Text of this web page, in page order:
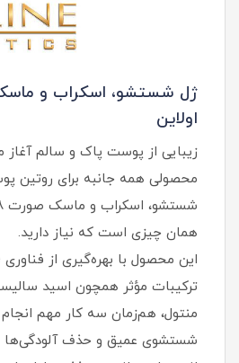
اولاین
زیبایی از پوست پاک و سالم آغاز
محصولی همه‌ جانبه برای روتین
همان چیزی است که نیاز دارید.
ترکیبات مؤثر همچون اسید
منتول، هم‌زمان سه کار مهم
شستشوی عمیق و حذف آلودگی‌ها